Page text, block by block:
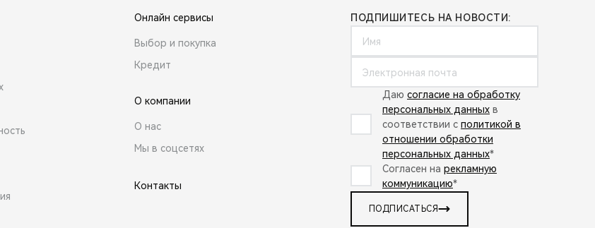
Онлайн сервисы
Выбор и покупка
Кредит
О компании
О нас
Мы в соцсетях
Контакты
ПОДПИШИТЕСЬ НА НОВОСТИ:
Даю согласие на обработку
персональных данных в
соответствии с политикой в
отношении обработки
персональных данных*
Согласен на рекламную
коммуникацию*
ПОДПИСАТЬСЯ